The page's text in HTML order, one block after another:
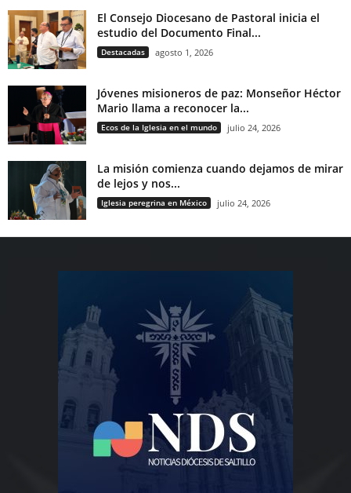
El Consejo Diocesano de Pastoral inicia el
estudio del Documento Final...
Destacadas agosto 1, 2026
Jóvenes misioneros de paz: Monseñor Héctor
Mario llama a reconocer la...
Ecos de la Iglesia en el mundo julio 24, 2026
La misión comienza cuando dejamos de mirar
de lejos y nos...
Iglesia peregrina en México julio 24, 2026